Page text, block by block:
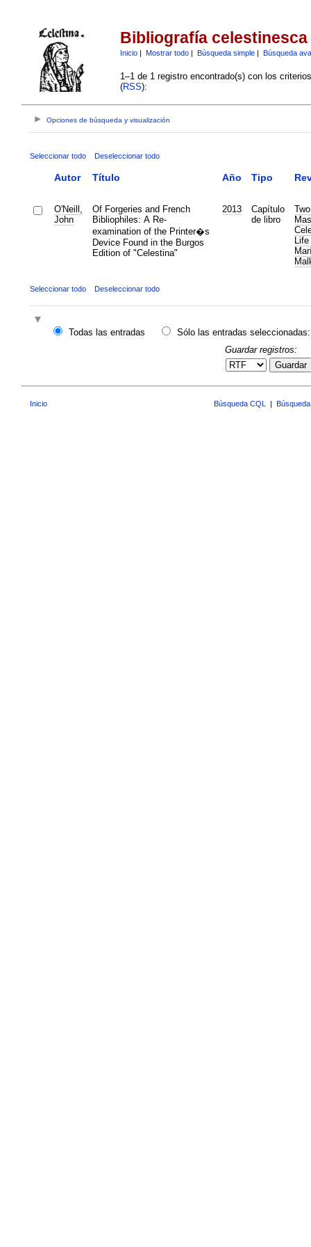
Bibliografía celestinesca
Inicio| Mostrar todo| Búsqueda simple| Búsqueda
1–1 de 1 registro encontrado(s) con los
(RSS):
Opciones de búsqueda y visualización
Seleccionar todo Deseleccionar todo
Autor Título Año Tipo
O'Neill,
John
Of Forgeries and French
Bibliophiles: A Re-
examination of the Printer�s
Device Found in the Burgos
Edition of "Celestina"
2013
Capítulo
de libro
Seleccionar todo Deseleccionar todo
Todas las entradas
Sólo las entradas seleccionadas:
Guardar registros:
Guardar
Inicio Búsqueda CQL